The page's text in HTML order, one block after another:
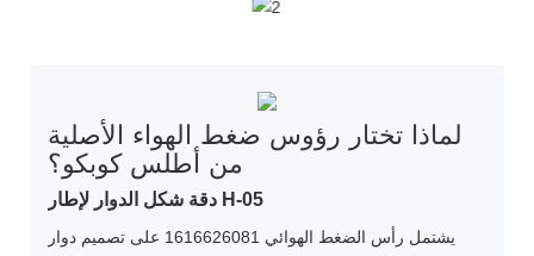
لماذا تختار رؤوس ضغط الهواء الأصلية
من أطلس كوبكو؟
دقة شكل الدوار لإطار H-05
يشتمل رأس الضغط الهوائي 1616626081 على تصميم دوار